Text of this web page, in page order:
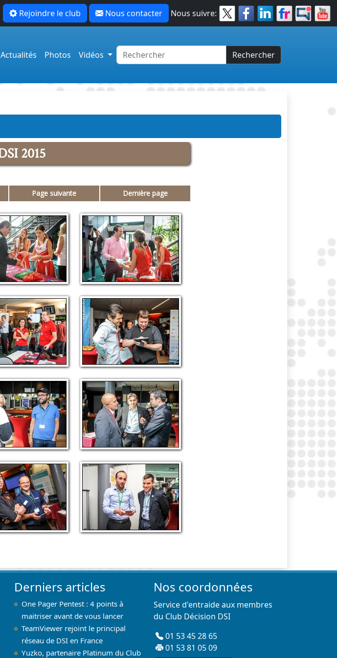
Rejoindre le club Nous contacter Nous suivre:
Actualités Photos Vidéos Rechercher
Derniers articles
One Pager Pentest : 4 points à
maitriser avant de vous lancer
TeamViewer rejoint le principal
réseau de DSI en France
Yuzko, partenaire Platinum du Club
Nos coordonnées
Service d'entraide aux membres
du Club Décision DSI
01 53 45 28 65
01 53 81 05 09